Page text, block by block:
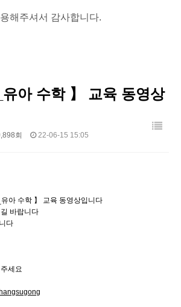
해주셔서 감사합니다.
유아 수학 】 교육 동영상
회 22-06-15 15:05
아 수학 】 교육 동영상입니다
바랍니다
다
세요